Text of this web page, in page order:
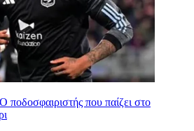
ποδοσφαιριστής που παίζει στο